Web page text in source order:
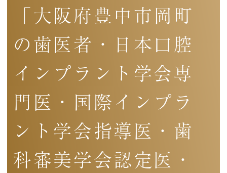
「大阪府豊中市岡町
の歯医者・日本口腔
インプラント学会専
門医・国際インプラ
ント学会指導医・歯
科審美学会認定医・